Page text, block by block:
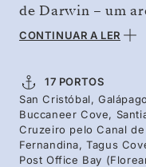
de Darwin – um
evolução que
Origin como base,
intocadas,
costas vulcânicas
dramáticos. Com
CONTINUAR A LER
17 PORTOS
San Cristóbal,
Buccaneer Cove,
Cruzeiro pelo Canal
Fernandina, Tagus
Post Office Bay